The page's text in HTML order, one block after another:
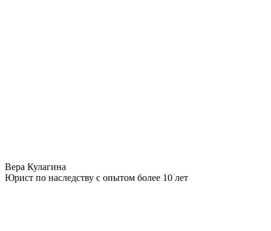
Вера Кулагина
Юрист по наследству с опытом более 10 лет